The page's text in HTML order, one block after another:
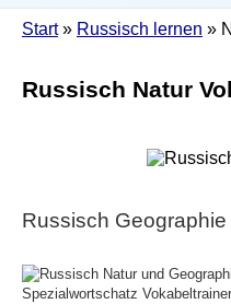
Start» Russisch lernen »
Russisch Natur
Russisch